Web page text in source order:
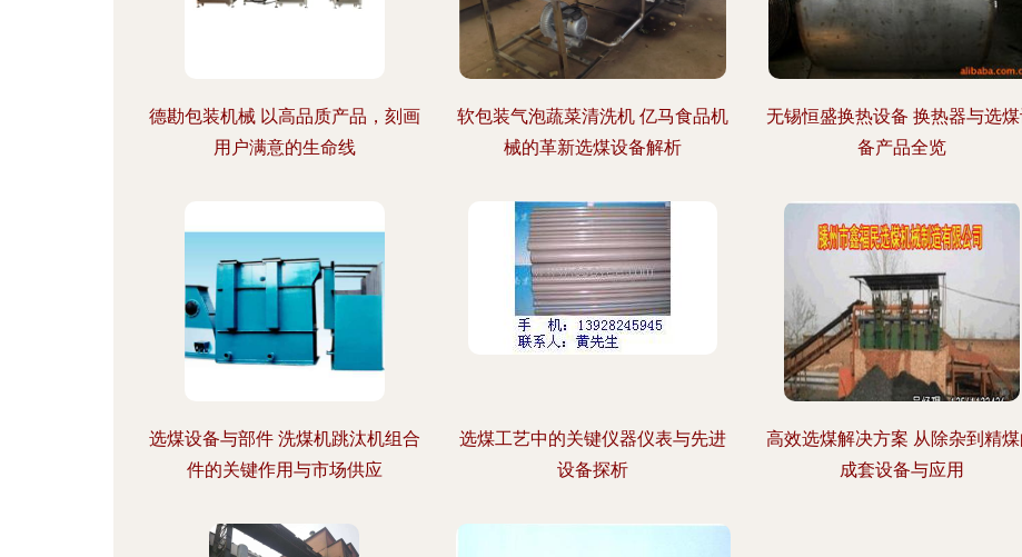
德勘包装机械 以高品质产品，刻画
用户满意的生命线
软包装气泡蔬菜清洗机 亿马食品机
械的革新选煤设备解析
无锡恒盛换热设备 换热器与选
备产品全览
选煤设备与部件 洗煤机跳汰机组合
件的关键作用与市场供应
选煤工艺中的关键仪器仪表与先进
设备探析
高效选煤解决方案 从除杂到精
成套设备与应用